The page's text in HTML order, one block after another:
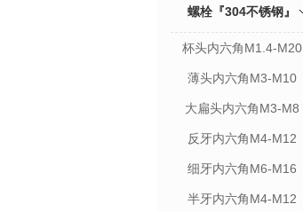
螺栓『304不锈钢』
杯头内六角M1.4-M20
薄头内六角M3-M10
大扁头内六角M3-M8
反牙内六角M4-M12
细牙内六角M6-M16
半牙内六角M4-M12